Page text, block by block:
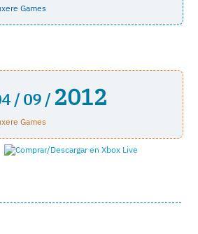
Games
/ 09 / 2012
Games